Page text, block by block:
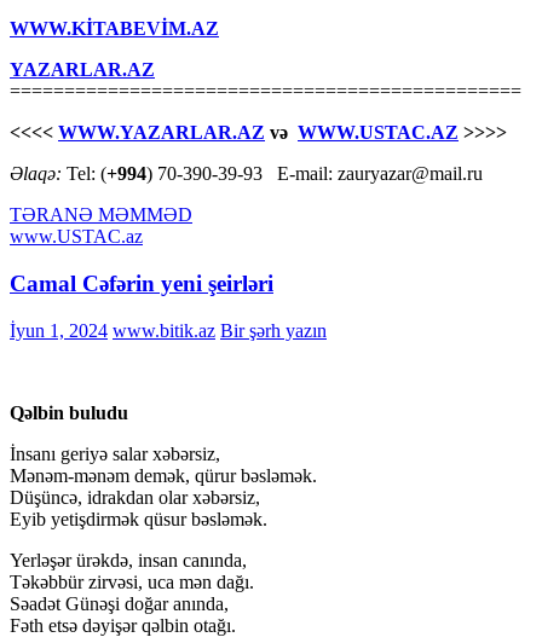
WWW.KİTABEVİM.AZ
YAZARLAR.AZ
===============================================
<<<< WWW.YAZARLAR.AZ və WWW.USTAC.AZ >>>>
Əlaqə: Tel: (+994) 70-390-39-93 E-mail: zauryazar@mail.ru
TƏRANƏ MƏMMƏD
www.USTAC.az
Camal Cəfərin yeni şeirləri
İyun 1, 2024 www.bitik.az Bir şərh yazın
Qəlbin buludu
İnsanı geriyə salar xəbərsiz,
Mənəm-mənəm demək, qürur bəsləmək.
Düşüncə, idrakdan olar xəbərsiz,
Eyib yetişdirmək qüsur bəsləmək.
Yerləşər ürəkdə, insan canında,
Təkəbbür zirvəsi, uca mən dağı.
Səadət Günəşi doğar anında,
Fəth etsə dəyişər qəlbin otağı.